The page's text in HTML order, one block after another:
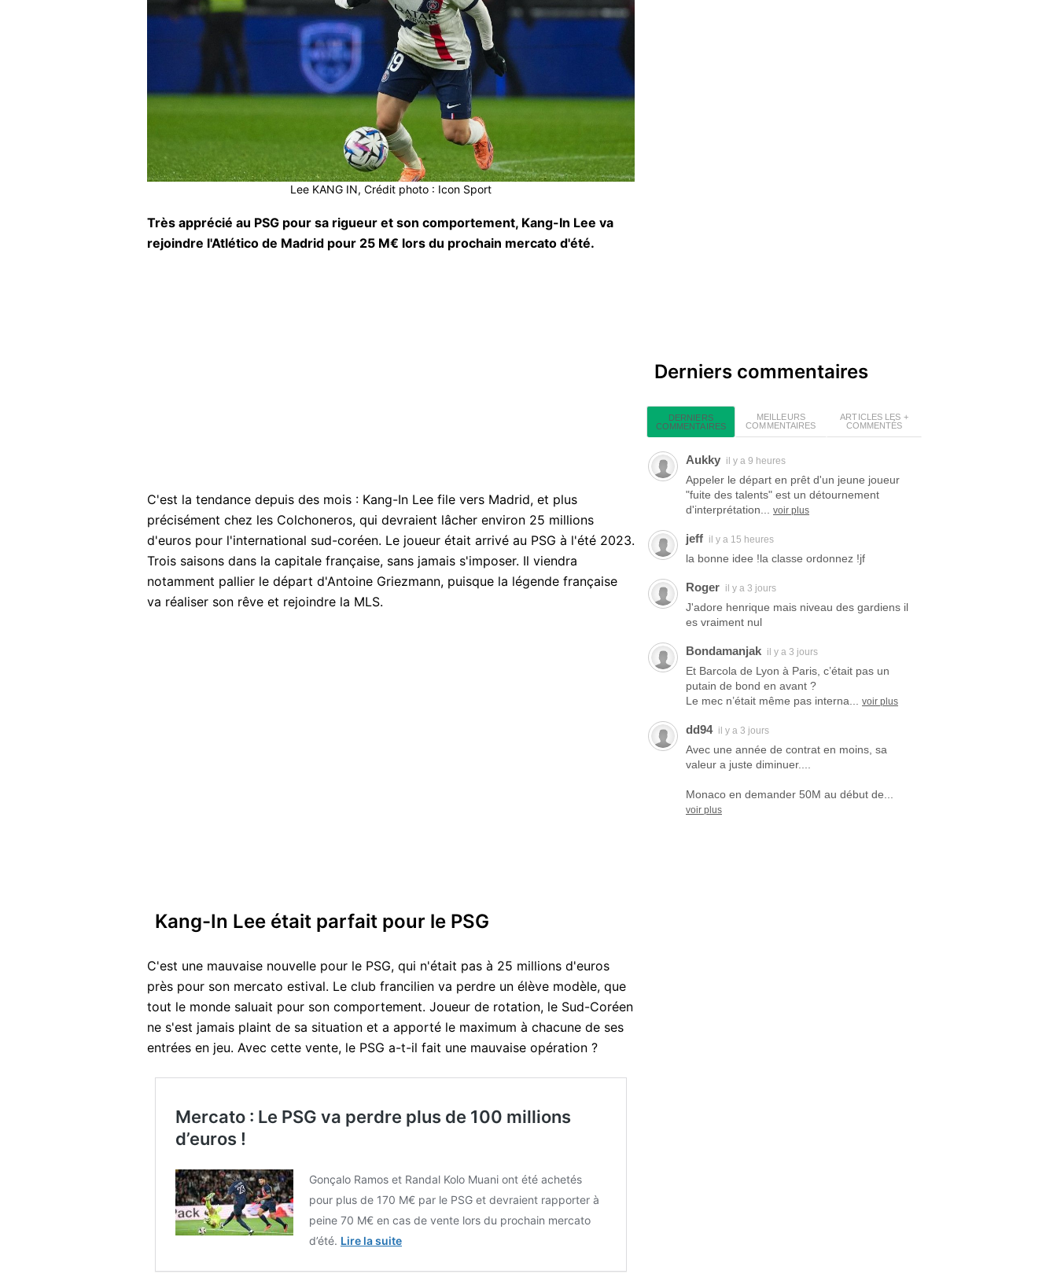
Lee KANG IN, Crédit photo : Icon Sport
Très apprécié au PSG pour sa rigueur et son comportement, Kang-In Lee va
rejoindre l'Atlético de Madrid pour 25 M€ lors du prochain mercato d'été.
C'est la tendance depuis des mois : Kang-In Lee file vers Madrid, et plus
précisément chez les Colchoneros, qui devraient lâcher environ 25 millions
d'euros pour l'international sud-coréen. Le joueur était arrivé au PSG à l'été 2023.
Trois saisons dans la capitale française, sans jamais s'imposer. Il viendra
notamment pallier le départ d'Antoine Griezmann, puisque la légende française
va réaliser son rêve et rejoindre la MLS.
Kang-In Lee était parfait pour le PSG
C'est une mauvaise nouvelle pour le PSG, qui n'était pas à 25 millions d'euros
près pour son mercato estival. Le club francilien va perdre un élève modèle, que
tout le monde saluait pour son comportement. Joueur de rotation, le Sud-Coréen
ne s'est jamais plaint de sa situation et a apporté le maximum à chacune de ses
entrées en jeu. Avec cette vente, le PSG a-t-il fait une mauvaise opération ?
Mercato : Le PSG va perdre plus de 100 millions
d’euros !
Gonçalo Ramos et Randal Kolo Muani ont été achetés
pour plus de 170 M€ par le PSG et devraient rapporter à
peine 70 M€ en cas de vente lors du prochain mercato
d’été. Lire la suite
Derniers commentaires
DERNIERS
COMMENTAIRES
MEILLEURS
COMMENTAIRES
ARTICLES LES +
COMMENTÉS
Aukky il y a 9 heures
Appeler le départ en prêt d'un jeune joueur
"fuite des talents" est un détournement
d'interprétation...
voir plus
jeff il y a 15 heures
la bonne idee !la classe ordonnez !jf
Roger il y a 3 jours
J'adore henrique mais niveau des gardiens il
es vraiment nul
Bondamanjak il y a 3 jours
Et Barcola de Lyon à Paris, c’était pas un
putain de bond en avant ?
Le mec n’était même pas interna...
voir plus
dd94 il y a 3 jours
Avec une année de contrat en moins, sa
valeur a juste diminuer....
Monaco en demander 50M au début de...
voir plus